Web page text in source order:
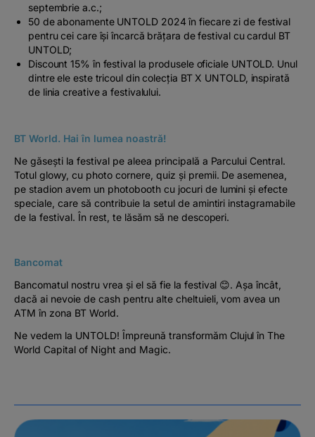
septembrie a.c.;
50 de abonamente UNTOLD 2024 în fiecare zi de festival
pentru cei care își încarcă brățara de festival cu cardul BT
UNTOLD;
Discount 15% în festival la produsele oficiale UNTOLD. Unul
dintre ele este tricoul din colecția BT X UNTOLD, inspirată
de linia creative a festivalului.
BT World. Hai în lumea noastră!
Ne găsești la festival pe aleea principală a Parcului Central.
Totul glowy, cu photo cornere, quiz și premii. De asemenea,
pe stadion avem un photobooth cu jocuri de lumini și efecte
speciale, care să contribuie la setul de amintiri instagramabile
de la festival. În rest, te lăsăm să ne descoperi.
Bancomat
Bancomatul nostru vrea și el să fie la festival 😊. Așa încât,
dacă ai nevoie de cash pentru alte cheltuieli, vom avea un
ATM în zona BT World.
Ne vedem la UNTOLD! Împreună transformăm Clujul în The
World Capital of Night and Magic.